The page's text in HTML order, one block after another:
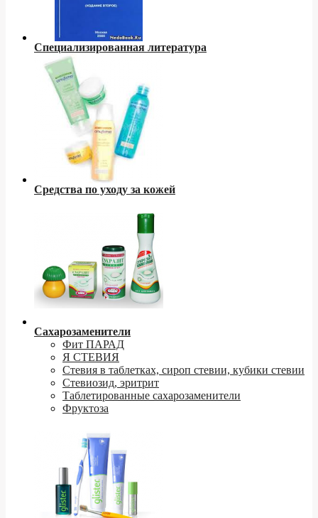
Специализированная литература
Средства по уходу за кожей
Сахарозаменители
Фит ПАРАД
Я СТЕВИЯ
Стевия в таблетках, сироп стевии, кубики стевии
Стевиозид, эритрит
Таблетированные сахарозаменители
Фруктоза